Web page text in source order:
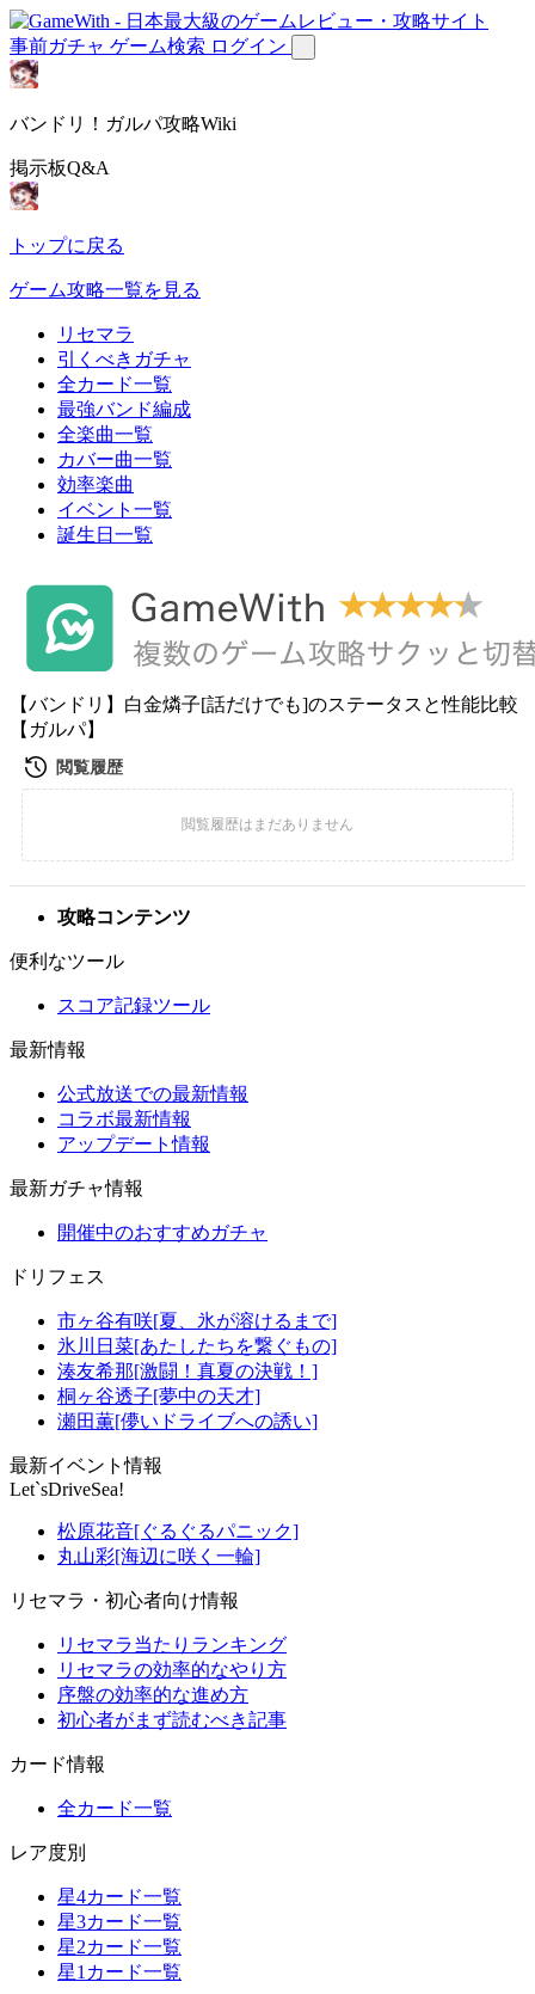
事前ガチャ ゲーム検索 ログイン
バンドリ！ガルパ攻略Wiki
掲示板Q&A
トップに戻る
ゲーム攻略一覧を見る
リセマラ
引くべきガチャ
全カード一覧
最強バンド編成
全楽曲一覧
カバー曲一覧
効率楽曲
イベント一覧
誕生日一覧
【バンドリ】白金燐子[話だけでも]のステータスと性能比較
【ガルパ】
攻略コンテンツ
便利なツール
スコア記録ツール
最新情報
公式放送での最新情報
コラボ最新情報
アップデート情報
最新ガチャ情報
開催中のおすすめガチャ
ドリフェス
市ヶ谷有咲[夏、氷が溶けるまで]
氷川日菜[あたしたちを繋ぐもの]
湊友希那[激闘！真夏の決戦！]
桐ヶ谷透子[夢中の天才]
瀬田薫[儚いドライブへの誘い]
最新イベント情報
Let`sDriveSea!
松原花音[ぐるぐるパニック]
丸山彩[海辺に咲く一輪]
リセマラ・初心者向け情報
リセマラ当たりランキング
リセマラの効率的なやり方
序盤の効率的な進め方
初心者がまず読むべき記事
カード情報
全カード一覧
レア度別
星4カード一覧
星3カード一覧
星2カード一覧
星1カード一覧